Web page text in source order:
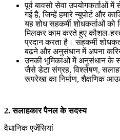
पूर्व बावसो सेवा उपयोगकर्ताओं में
गई है, जिन्हें हमारे न्यूपोर्ट और
यह शोध सहकर्मी शोधकर्ताओं को
मिलकर काम करते हुए कौशल-
प्रदान करता है। सहकर्मी
बढ़ने और अनुसंधान में अपना
उनकी भूमिकाओं में अनुसंधान के
जैसे डेटा संग्रह, विश्लेषण,
रूपरेखा का निर्माण, शैक्षणिक
2. सलाहकार पैनल के सदस्य
वैधानिक एजेंसियां